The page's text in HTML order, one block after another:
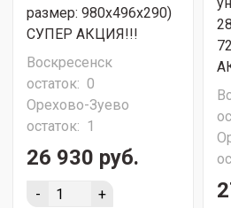
размер: 980x496x290)
СУПЕР АКЦИЯ!!!
Воскресенск
остаток: 0
Орехово-Зуево
остаток: 1
26 930 руб.
- +